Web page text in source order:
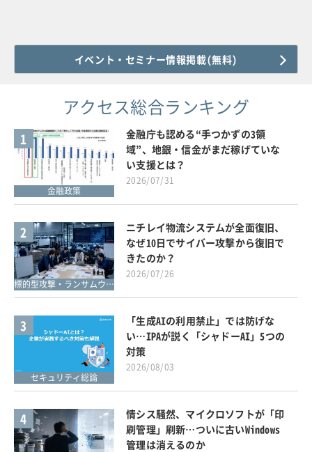
イベント・セミナー情報掲載(無料)
アクセス総合ランキング
1
金融政策
金融庁も認める“手つかずの3領
域”、地銀・信金がまだ稼げていな
い支援とは？
2026/07/31
2
標的型攻撃・ランサムウェア対策
ニチレイ物流システムが全面復旧、
なぜ10日でサイバー攻撃から復旧で
きたのか？
2026/07/26
3
セキュリティ総論
「生成AIの利用禁止」では防げな
い…IPAが説く「シャドーAI」5つの
対策
2026/08/03
4
情シス騒然、マイクロソフトが「印
刷管理」刷新…ついに古いWindows
管理は消えるのか